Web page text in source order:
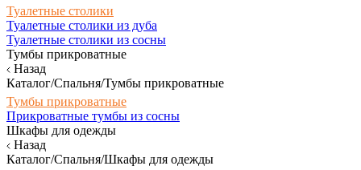
Туалетные столики
Туалетные столики из дуба
Туалетные столики из сосны
Тумбы прикроватные
Назад
Каталог/Спальня/Тумбы прикроватные
Тумбы прикроватные
Прикроватные тумбы из сосны
Шкафы для одежды
Назад
Каталог/Спальня/Шкафы для одежды